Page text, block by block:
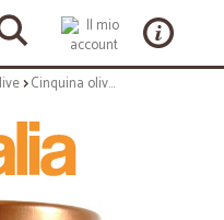
Cinquina olive schiacciate con spezie gr.180